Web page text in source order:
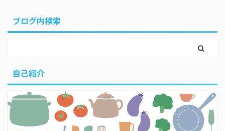
ブログ内検索
自己紹介